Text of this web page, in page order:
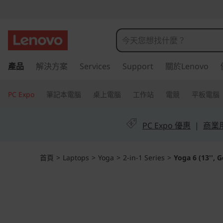
o
g
a
6
至
要
產品 解決方案 Services Support 關於Lenovo
PC Expo 筆記本電腦 桌上電腦 工作站 電競 平板電腦
PC Expo 優惠 | 商業
首頁 > Laptops > Yoga > 2-in-1 Series > Yoga 6 (13'',